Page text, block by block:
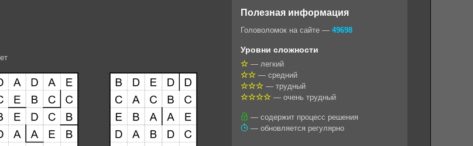
o
k
a
s
s
n
i
e
g
t
l
Полезная информация
Головоломок на сайте — 49698
Уровни сложности
— легкий
— средний
— трудный
— очень трудный
— содержит процесс решения
— обновляется регулярно